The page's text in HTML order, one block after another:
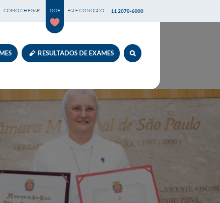
COMO CHEGAR DOE FALE CONOSCO 11 2070-6000
RESULTADOS DE EXAMES